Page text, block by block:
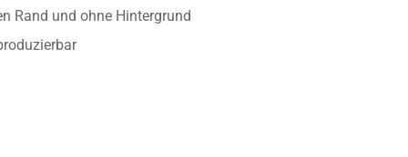
Rand und ohne Hintergrund